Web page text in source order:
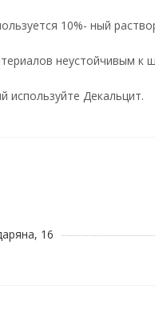
10%- ный
неустойчивым к
используйте Декальцит.
16